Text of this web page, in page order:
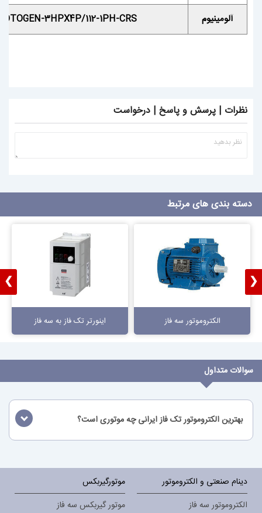
آلومینیوم 3HPX4P/112-1PH-CRS
نظرات | پرسش و پاسخ | درخواست
دسته بندی های مرتبط
الکتروموتور سه فاز اینورتر تک فاز به سه فاز
❯ ❮
سوالات متداول
بهترین الکتروموتور تک فاز ایرانی چه موتوری است؟
دینام صنعتی و الکتروموتور
الکتروموتور سه فاز
موتورگیربکس
موتور گیربکس سه فاز